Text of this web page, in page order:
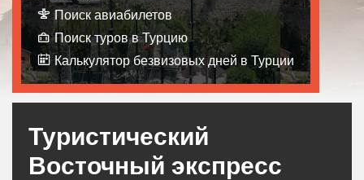
Поиск авиабилетов
Поиск туров в Турцию
Калькулятор безвизовых дней в Турции
Туристический
Восточный экспресс